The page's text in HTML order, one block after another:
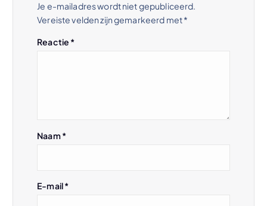
Je e-mailadres wordt niet gepubliceerd.
Vereiste velden zijn gemarkeerd met*
Reactie *
Naam*
E-mail*